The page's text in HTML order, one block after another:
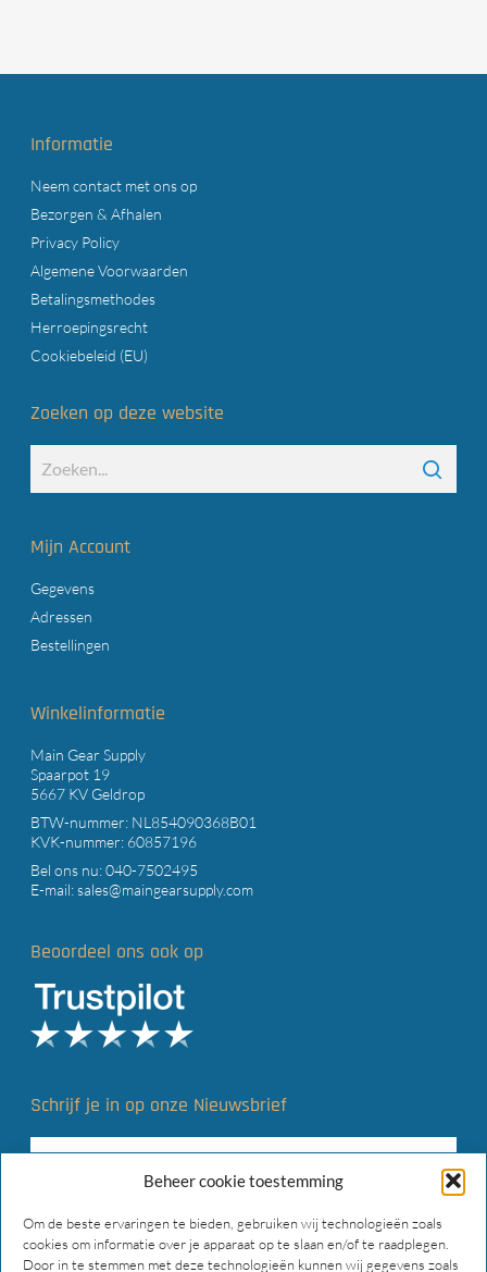
Beheer cookie toestemming
Om de beste ervaringen te bieden, gebruiken wij technologieën zoals
cookies om informatie over je apparaat op te slaan en/of te raadplegen.
Door in te stemmen met deze technologieën kunnen wij gegevens zoals
Informatie
Neem contact met ons op
Bezorgen & Afhalen
Privacy Policy
Algemene Voorwaarden
Betalingsmethodes
Herroepingsrecht
Cookiebeleid (EU)
Zoeken op deze website
Mijn Account
Gegevens
Adressen
Bestellingen
Winkelinformatie
Main Gear Supply
Spaarpot 19
5667 KV Geldrop
BTW-nummer: NL854090368B01
KVK-nummer: 60857196
Bel ons nu:040-7502495
E-mail:sales@maingearsupply.com
Beoordeel ons ook op
Schrijf je in op onze Nieuwsbrief